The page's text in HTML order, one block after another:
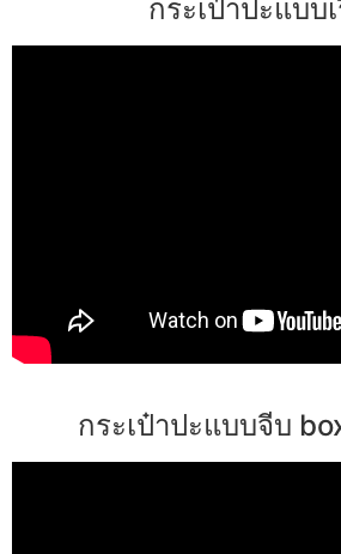
กระเป๋าปะแบบ
กระเป๋าปะแบบจีบ